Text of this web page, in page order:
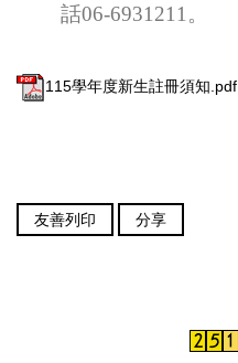
話06-6931211 。
115學年度新生註冊須知.pdf
友善列印 分享